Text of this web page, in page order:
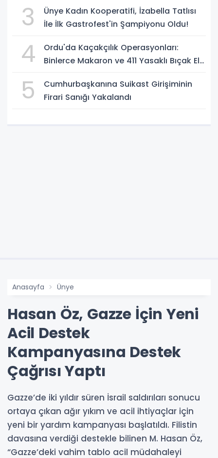
3
Ünye Kadın Kooperatifi, İzabella Tatlısı
İle İlk Gastrofest'in Şampiyonu Oldu!
4
Ordu'da Kaçakçılık Operasyonları:
Binlerce Makaron ve 411 Yasaklı Bıçak Ele
5
Cumhurbaşkanına Suikast Girişiminin
Firari Sanığı Yakalandı
Anasayfa Ünye
Hasan Öz, Gazze İçin Yeni
Acil Destek
Kampanyasına Destek
Çağrısı Yaptı
Gazze’de iki yıldır süren İsrail saldırıları sonucu
ortaya çıkan ağır yıkım ve acil ihtiyaçlar için
yeni bir yardım kampanyası başlatıldı. Filistin
davasına verdiği destekle bilinen M. Hasan Öz,
“Gazze’deki vahim tablo acil müdahaleyi